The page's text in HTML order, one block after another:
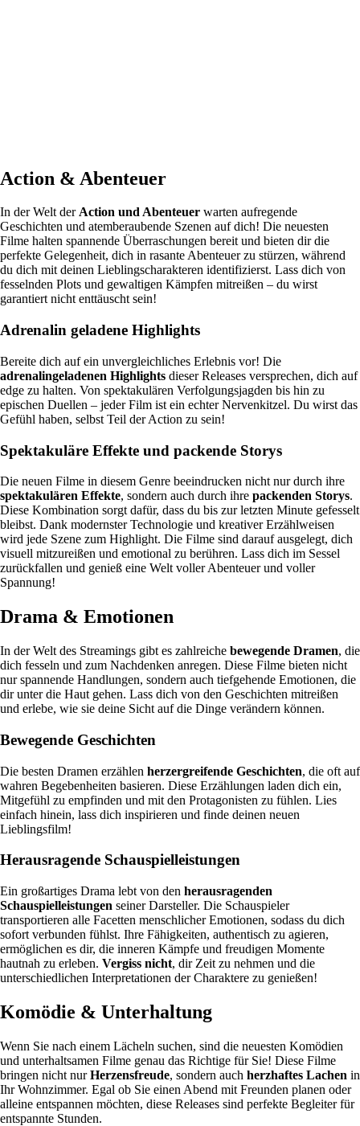
Action & Abenteuer
In der Welt derAction und Abenteuer warten aufregende
Geschichten und atemberaubende Szenen auf dich! Die neuesten
Filme halten spannende Überraschungen bereit und bieten dir die
perfekte Gelegenheit, dich in rasante Abenteuer zu stürzen, während
du dich mit deinen Lieblingscharakteren identifizierst. Lass dich von
fesselnden Plots und gewaltigen Kämpfen mitreißen – du wirst
garantiert nicht enttäuscht sein!
Adrenalin geladene Highlights
Bereite dich auf ein unvergleichliches Erlebnis vor! Die
adrenalingeladenen Highlights dieser Releases versprechen, dich auf
edge zu halten. Von spektakulären Verfolgungsjagden bis hin zu
epischen Duellen – jeder Film ist ein echter Nervenkitzel. Du wirst das
Gefühl haben, selbst Teil der Action zu sein!
Spektakuläre Effekte und packende Storys
Die neuen Filme in diesem Genre beeindrucken nicht nur durch ihre
spektakulären Effekte, sondern auch durch ihre packenden Storys.
Diese Kombination sorgt dafür, dass du bis zur letzten Minute gefesselt
bleibst. Dank modernster Technologie und kreativer Erzählweisen
wird jede Szene zum Highlight. Die Filme sind darauf ausgelegt, dich
visuell mitzureißen und emotional zu berühren. Lass dich im Sessel
zurückfallen und genieß eine Welt voller Abenteuer und voller
Spannung!
Drama & Emotionen
In der Welt des Streamings gibt es zahlreiche bewegende Dramen, die
dich fesseln und zum Nachdenken anregen. Diese Filme bieten nicht
nur spannende Handlungen, sondern auch tiefgehende Emotionen, die
dir unter die Haut gehen. Lass dich von den Geschichten mitreißen
und erlebe, wie sie deine Sicht auf die Dinge verändern können.
Bewegende Geschichten
Die besten Dramen erzählen herzergreifende Geschichten, die oft auf
wahren Begebenheiten basieren. Diese Erzählungen laden dich ein,
Mitgefühl zu empfinden und mit den Protagonisten zu fühlen. Lies
einfach hinein, lass dich inspirieren und finde deinen neuen
Lieblingsfilm!
Herausragende Schauspielleistungen
Ein großartiges Drama lebt von den herausragenden
Schauspielleistungen seiner Darsteller. Die Schauspieler
transportieren alle Facetten menschlicher Emotionen, sodass du dich
sofort verbunden fühlst. Ihre Fähigkeiten, authentisch zu agieren,
ermöglichen es dir, die inneren Kämpfe und freudigen Momente
hautnah zu erleben. Vergiss nicht, dir Zeit zu nehmen und die
unterschiedlichen Interpretationen der Charaktere zu genießen!
Komödie & Unterhaltung
Wenn Sie nach einem Lächeln suchen, sind die neuesten Komödien
und unterhaltsamen Filme genau das Richtige für Sie! Diese Filme
bringen nicht nurHerzensfreude, sondern auch herzhaftes Lachen in
Ihr Wohnzimmer. Egal ob Sie einen Abend mit Freunden planen oder
alleine entspannen möchten, diese Releases sind perfekte Begleiter für
entspannte Stunden.